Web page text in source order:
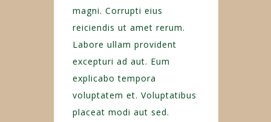
magni. Corrupti eius
reiciendis ut amet rerum.
Labore ullam provident
excepturi ad aut. Eum
explicabo tempora
voluptatem et. Voluptatibus
placeat modi aut sed.